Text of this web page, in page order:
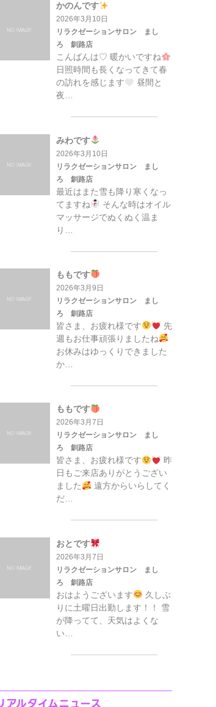
かのんです
2026年3月10日
リラクゼーションサロン まし
ろ 釧路店
こんばんは♡ 暖かいですね
日照時間も長くなってきて春
の訪れを感じます
昼間と
夜…
みわです
2026年3月10日
リラクゼーションサロン まし
ろ 釧路店
最近はまた雪も降り寒くなっ
てますね
そんな時はオイル
マッサージでぬくぬく温ま
り…
ももです
2026年3月9日
リラクゼーションサロン まし
ろ 釧路店
皆さま、お疲れ様です
先
週もお仕事頑張りましたね
お休みはゆっくりできました
か…
ももです
2026年3月7日
リラクゼーションサロン まし
ろ 釧路店
皆さま、お疲れ様です
昨
日もご来店ありがとうござい
ました
遠方からいらしてく
だ…
おとです
2026年3月7日
リラクゼーションサロン まし
ろ 釧路店
おはようございます
久しぶ
りに土曜日出勤します！！ 雪
が降ってて、天気はよくな
い…